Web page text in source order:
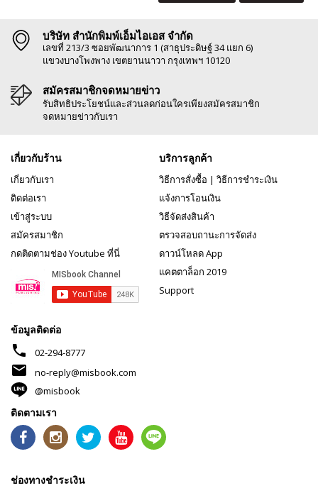
บริษัท สำนักพิมพ์เอ็มไอเอส จำกัด
เลขที่ 213/3 ซอยพัฒนาการ 1 (สาธุประดิษฐ์ 34 แยก 6)
แขวงบางโพงพาง เขตยานนาวา กรุงเทพฯ 10120
สมัครสมาชิกจดหมายข่าว
รับสิทธิประโยชน์และส่วนลดก่อนใครเพียงสมัครสมาชิก
จดหมายข่าวกับเรา
เกี่ยวกับร้าน
เกี่ยวกับเรา
ติดต่อเรา
เข้าสู่ระบบ
สมัครสมาชิก
กดติดตามช่อง Youtube ที่นี่
บริการลูกค้า
วิธีการสั่งซื้อ | วิธีการชำระเงิน
แจ้งการโอนเงิน
วิธีจัดส่งสินค้า
ตรวจสอบถานะการจัดส่ง
ดาวน์โหลด App
แคตตาล็อก 2019
Support
ข้อมูลติดต่อ
phone 02-294-8777
mail
no-reply@misbook.com
@misbook
ติดตามเรา
ช่องทางชำระเงิน